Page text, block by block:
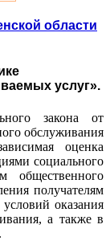
области
услуг».
закона от
обслуживания
оценка
социального
общественного
получателям
оказания
а также в